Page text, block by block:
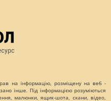
на інформацію, розміщену на веб -
інше. Під інформацією розуміються
малюнки, ящик-шота, скани, відео,